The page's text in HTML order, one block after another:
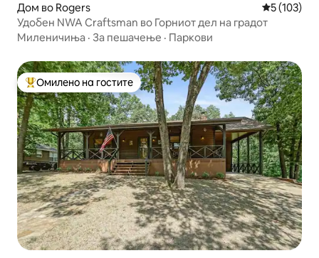
Дом во Rogers Просечна
5 (103)
Удобен NWA Craftsman во Горниот дел на градот
Миленичиња · За пешачење · Паркови
Меѓу најуспешните „Омилени на гостите“
Омилено на гостите